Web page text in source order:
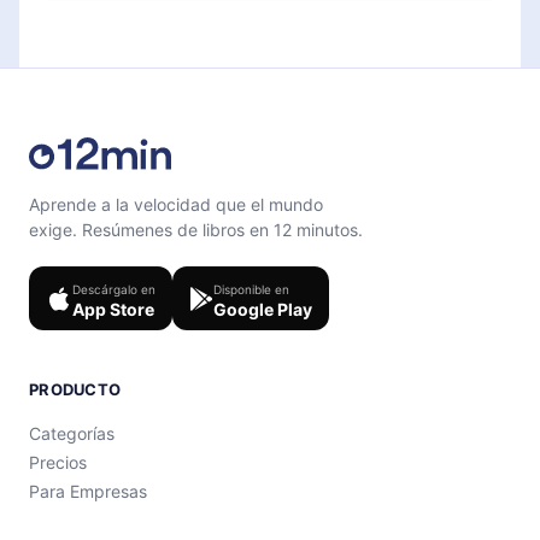
Aprende a la velocidad que el mundo
exige. Resúmenes de libros en 12 minutos.
Descárgalo en
App Store
Disponible en
Google Play
PRODUCTO
Categorías
Precios
Para Empresas